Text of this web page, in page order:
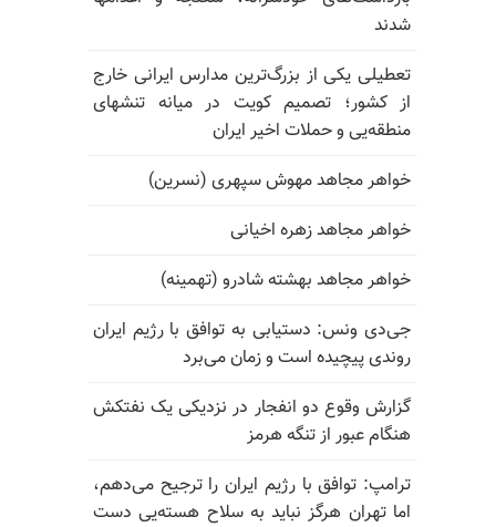
شدند
تعطیلی یکی از بزرگ‌ترین مدارس ایرانی خارج
از کشور؛ تصمیم کویت در میانه تنشهای
منطقه‌یی و حملات اخیر ایران
خواهر مجاهد مهوش سپهری (نسرین)
خواهر مجاهد زهره اخیانی
خواهر مجاهد بهشته شادرو (تهمینه)
جی‌دی ونس: دستیابی به توافق با رژیم ایران
روندی پیچیده است و زمان می‌برد
گزارش وقوع دو انفجار در نزدیکی یک نفتکش
هنگام عبور از تنگه هرمز
ترامپ: توافق با رژیم ایران را ترجیح می‌دهم،
اما تهران هرگز نباید به سلاح هسته‌یی دست